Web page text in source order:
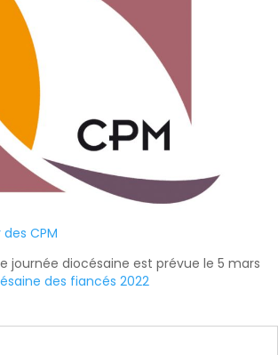
CPM
journée diocésaine est prévue le 5 mars
des fiancés 2022